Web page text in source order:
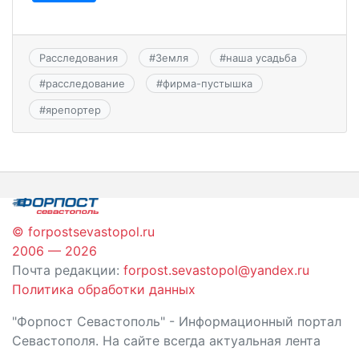
Расследования #Земля #наша усадьба
#расследование #фирма-пустышка
#ярепортер
© forpostsevastopol.ru
2006 — 2026
Почта редакции: forpost.sevastopol@yandex.ru
Политика обработки данных
"Форпост Севастополь" - Информационный портал
Севастополя. На сайте всегда актуальная лента